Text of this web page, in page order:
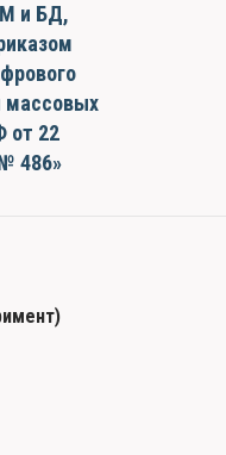
и БД,
массовых
от 22
486»